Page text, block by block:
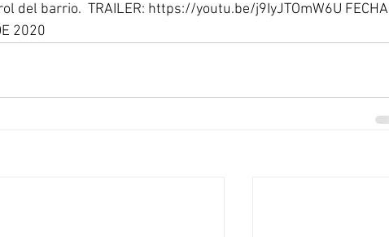
del barrio.  TRAILER: https://youtu.be/j9IyJTOmW6U FECHA
2020